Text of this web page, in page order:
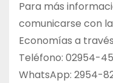
Para más
comunicarse con
Economías a
Teléfono: 02954-
WhatsApp: 2954-